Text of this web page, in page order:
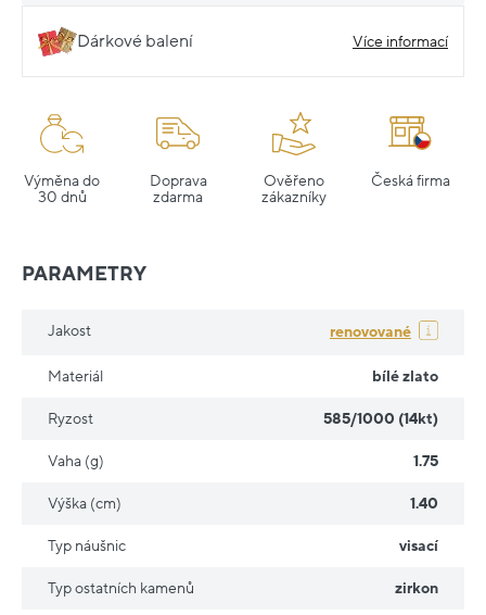
Dárkové balení Více informací
Výměna do
30 dnů
Doprava
zdarma
Ověřeno
zákazníky
Česká firma
PARAMETRY
Jakost renovované
Materiál bílé zlato
Ryzost 585/1000 (14kt)
Vaha (g) 1.75
Výška (cm) 1.40
Typ náušnic visací
Typ ostatních kamenů zirkon